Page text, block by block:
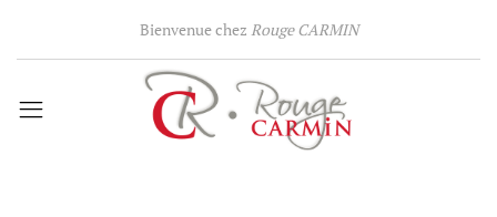
Bienvenue chez Rouge CARMIN